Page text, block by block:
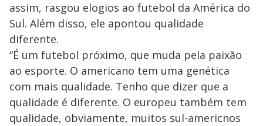
assim, rasgou elogios ao futebol da América do
Sul. Além disso, ele apontou qualidade
diferente.
“É um futebol próximo, que muda pela paixão
ao esporte. O americano tem uma genética
com mais qualidade. Tenho que dizer que a
qualidade é diferente. O europeu também tem
qualidade, obviamente, muitos sul-americnos